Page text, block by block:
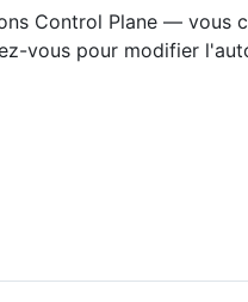
Control Plane — vous
vous pour modifier